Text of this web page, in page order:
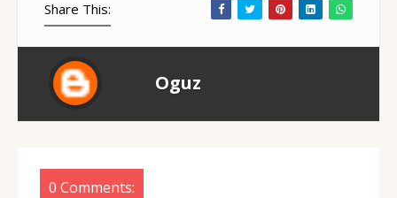
Share This:
Oguz
0 Comments: